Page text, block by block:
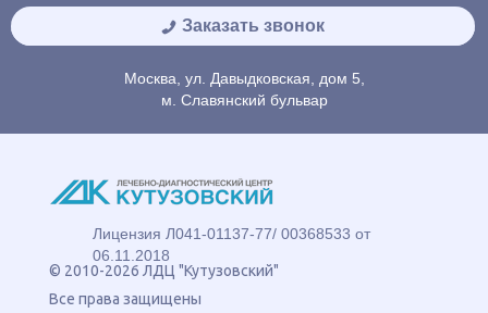
Заказать звонок
Москва, ул. Давыдковская, дом 5,
м. Славянский бульвар
Лицензия Л041-01137-77/ 00368533 от
06.11.2018
© 2010-2026 ЛДЦ "Кутузовский"
Все права защищены